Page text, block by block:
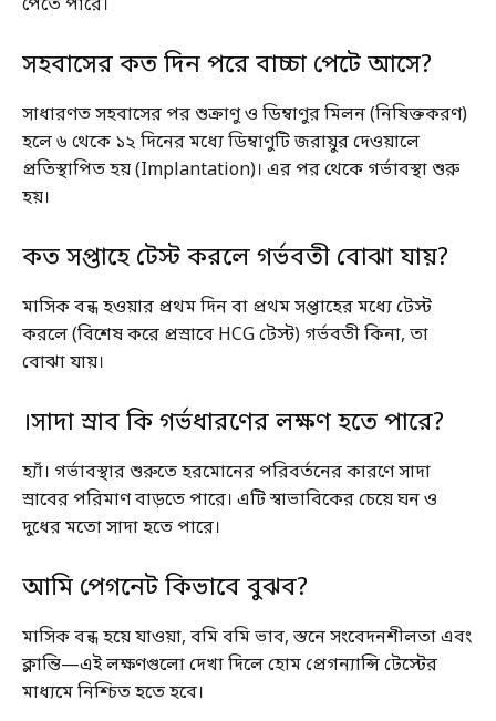
পেতে পারে।
সহবাসের কত দিন পরে বাচ্চা পেটে আসে?
সাধারণত সহবাসের পর শুক্রাণু ও ডিম্বাণুর মিলন (নিষিক্তকরণ)
হলে ৬ থেকে ১২ দিনের মধ্যে ডিম্বাণুটি জরায়ুর দেওয়ালে
প্রতিস্থাপিত হয় (Implantation)। এর পর থেকে গর্ভাবস্থা শুরু
হয়।
কত সপ্তাহে টেস্ট করলে গর্ভবতী বোঝা যায়?
মাসিক বন্ধ হওয়ার প্রথম দিন বা প্রথম সপ্তাহের মধ্যে টেস্ট
করলে (বিশেষ করে প্রস্রাবে HCG টেস্ট) গর্ভবতী কিনা, তা
বোঝা যায়।
।সাদা স্রাব কি গর্ভধারণের লক্ষণ হতে পারে?
হ্যাঁ। গর্ভাবস্থার শুরুতে হরমোনের পরিবর্তনের কারণে সাদা
স্রাবের পরিমাণ বাড়তে পারে। এটি স্বাভাবিকের চেয়ে ঘন ও
দুধের মতো সাদা হতে পারে।
আমি পেগনেট কিভাবে বুঝব?
মাসিক বন্ধ হয়ে যাওয়া, বমি বমি ভাব, স্তনে সংবেদনশীলতা এবং
ক্লান্তি—এই লক্ষণগুলো দেখা দিলে হোম প্রেগন্যান্সি টেস্টের
মাধ্যমে নিশ্চিত হতে হবে।